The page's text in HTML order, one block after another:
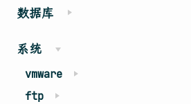
数据库
系统
vmware
ftp